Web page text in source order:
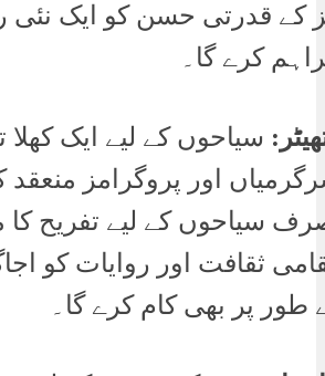
کے قدرتی حسن کو ایک
کرے گا۔
سیاحوں کے لیے ایک
اور پروگرامز منعقد
سیاحوں کے لیے تفریح کا
ثقافت اور روایات کو
طور پر بھی کام کرے گا۔